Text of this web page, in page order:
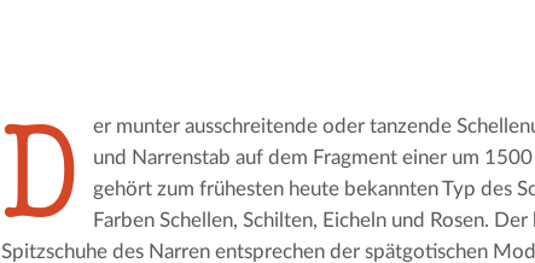
D
er munter ausschreitende oder tanzende
und Narrenstab auf dem Fragment einer um
gehört zum frühesten heute bekannten Typ des
Farben Schellen, Schilten, Eicheln und Rosen.
Spitzschuhe des Narren entsprechen der spätgotischen